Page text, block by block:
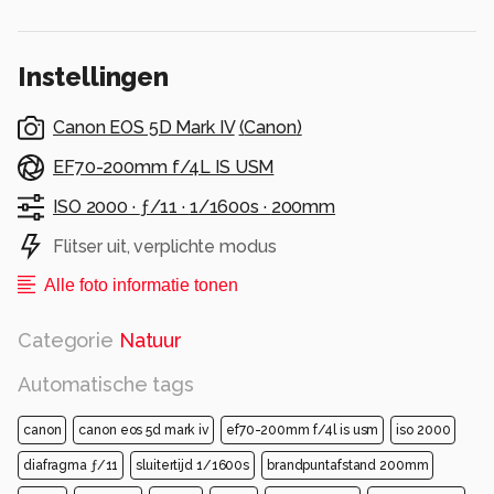
Instellingen
Canon EOS 5D Mark IV (Canon)
EF70-200mm f/4L IS USM
ISO 2000 · ƒ/11 · 1/1600s · 200mm
Flitser uit, verplichte modus
Alle foto informatie tonen
Categorie Natuur
Automatische tags
canon canon eos 5d mark iv ef70-200mm f/4l is usm iso 2000
diafragma ƒ/11 sluitertijd 1/1600s brandpuntafstand 200mm